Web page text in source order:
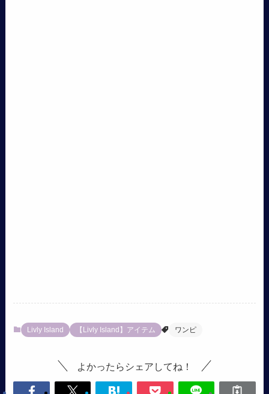
Livly Island 【Livly Island】アイテム ワンピ
よかったらシェアしてね！